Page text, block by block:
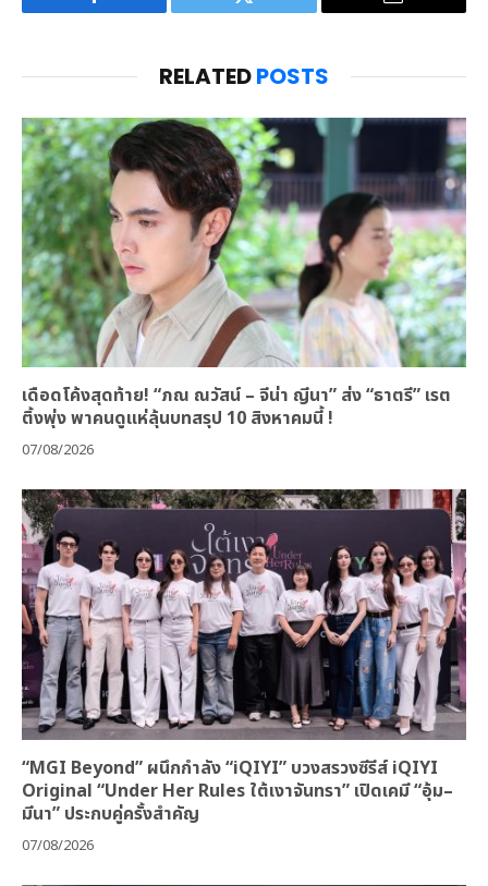
Facebook Twitter Email
RELATEDPOSTS
เดือดโค้งสุดท้าย! “ภณ ณวัสน์ – จีน่า ญีนา” ส่ง “ธาตรี” เรต
ติ้งพุ่ง พาคนดูแห่ลุ้นบทสรุป 10 สิงหาคมนี้ !
07/08/2026
“MGI Beyond” ผนึกกำลัง “iQIYI” บวงสรวงซีรีส์ iQIYI
Original “Under Her Rules ใต้เงาจันทรา” เปิดเคมี “อุ้ม–
มีนา” ประกบคู่ครั้งสำคัญ
07/08/2026